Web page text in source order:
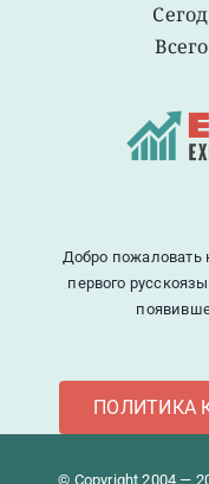
Добро пожаловать
первого
ПОЛИТИКА
© Copyright 2004 —